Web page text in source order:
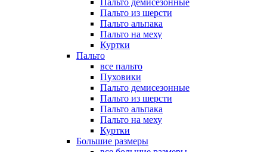
Пальто демисезонные
Пальто из шерсти
Пальто альпака
Пальто на меху
Куртки
Пальто
все пальто
Пуховики
Пальто демисезонные
Пальто из шерсти
Пальто альпака
Пальто на меху
Куртки
Большие размеры